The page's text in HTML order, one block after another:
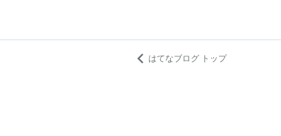
はてなブログ トップ